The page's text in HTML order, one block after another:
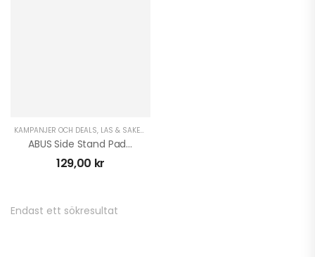
KAMPANJER OCH DEALS, LÅS & SÄKERHET MC
ABUS Side Stand Pad SSP20
129,00 kr
Endast ett sökresultat